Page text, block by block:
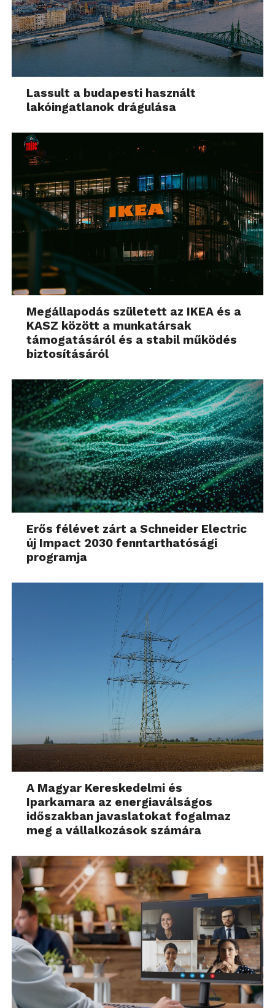
Lassult a budapesti használt
lakóingatlanok drágulása
Megállapodás született az IKEA és a
KASZ között a munkatársak
támogatásáról és a stabil működés
biztosításáról
Erős félévet zárt a Schneider Electric
új Impact 2030 fenntarthatósági
programja
A Magyar Kereskedelmi és
Iparkamara az energiaválságos
időszakban javaslatokat fogalmaz
meg a vállalkozások számára